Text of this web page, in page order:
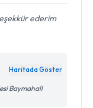
ederim
Haritada Göster
Baymahall